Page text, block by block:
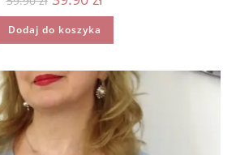
cena
wynosiła:
59.90 zł.
wynosi:
Dodaj do koszyka